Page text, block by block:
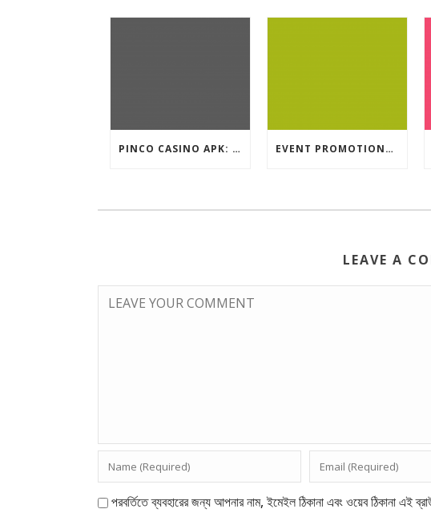
PINCO CASINO APK: OYUN SEÇIMLƏRININ İCMALI EVENT PROMOTIONS AT HIGHEST PAYING ONLINE CASINOS WITH BEST RTP
LEAVE A
পরবর্তিতে ব্যবহারের জন্য আপনার নাম, ইমেইল ঠিকানা এবং ওয়েব ঠিকানা এই